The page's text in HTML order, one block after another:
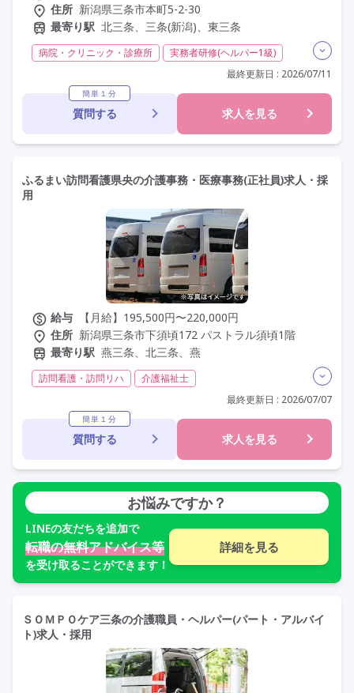
住所 新潟県三条市本町5-2-30
最寄り駅 北三条、三条(新潟)、東三条
病院・クリニック・診療所
実務者研修(ヘルパー1級)
夜勤専従
残業月20時間以内
残業ほぼなし 常勤
社会保険完備
交通費支給
託児所・保育支援あり
年間休日120日以上
未経験歓迎
最終更新日 : 2026/07/11
簡単１分
質問する 求人を見る
ふるまい訪問看護県央の介護事務・医療事務(正社員)求人・採
用
給与
【月給】195,500円〜220,000円
住所 新潟県三条市下須頃172 パストラル須頃1階
最寄り駅 燕三条、北三条、燕
訪問看護・訪問リハ
介護福祉士
初任者研修(ヘルパー2級)
社会福祉士
その他 日勤のみ
夜勤なし
残業月20時間以内
オープン3年以内
年間休日110日以上 学歴不問 駅近
最終更新日 : 2026/07/07
簡単１分
質問する 求人を見る
お悩みですか？
LINEの友だちを追加で
転職の無料アドバイス等
を受け取ることができます！
詳細を見る
ＳＯＭＰＯケア三条の介護職員・ヘルパー(パート・アルバイ
ト)求人・採用